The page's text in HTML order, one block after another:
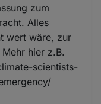
zum
Alles
wert wäre, zur
hier z.B.
scientists-